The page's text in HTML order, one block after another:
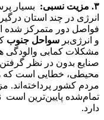
۳. مزیت نسبی: بسیار
انرژی در چند استان
فواصل دور متمرکز شده
و انرژی‌بر سواحل جنوب
مشکلات کمابی والودگی
صنایع بدون در نظر
محیطی، خطایی است که
مردم کشور پرداخته‌اند.
تمام‌شده پایین‌ترین است
دارد.